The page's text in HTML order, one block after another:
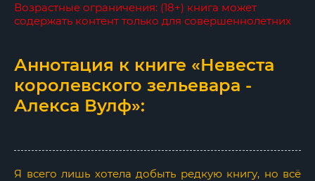
Возрастные ограничения: (18+) книга может
содержать контент только для совершеннолетних
Аннотация к книге «Невеста
королевского зельевара -
Алекса Вулф»:
Я всего лишь хотела добыть редкую книгу, но всё